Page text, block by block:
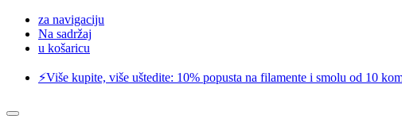
za navigaciju
Na sadržaj
u košaricu
⚡️Više kupite, više uštedite: 10% popusta na filamente i smolu od 10